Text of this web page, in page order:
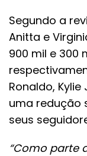
Segundo a
Anitta e
900 mil e 300
Ronaldo,
uma redução
seus
“Como parte